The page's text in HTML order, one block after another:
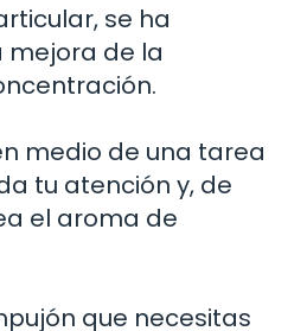
se ha
mejora de la
medio de una tarea
tu atención y, de
el aroma de
que necesitas